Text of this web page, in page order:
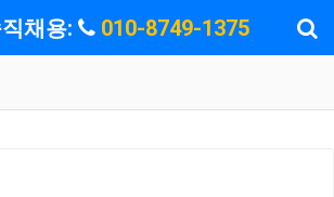
채용: 010-8749-1375